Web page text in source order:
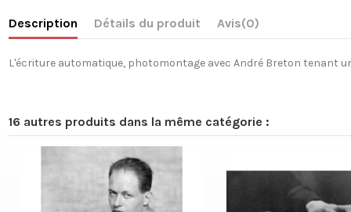
Description Détails du produit Avis(0)
L'écriture automatique, photomontage avec André Breton tenant
16 autres produits dans la même catégorie :